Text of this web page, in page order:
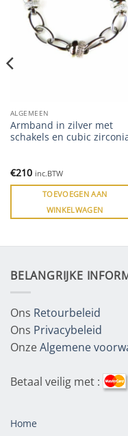
ALGEMEEN
Armband in zilver met
schakels en cubic
€210 inc.BTW
TOEVOEGEN AAN
WINKELWAGEN
BELANGRIJKE
Ons Retourbeleid
Ons Privacybeleid
OnzeAlgemene
Betaal veilig met :
Home